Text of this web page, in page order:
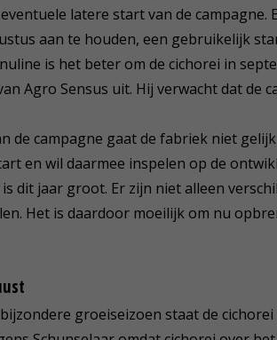
latere start van de campagne.
aan te houden, een gebruikelijk
is het beter om de cichorei in
Agro Sensus uit. Hij verwacht dat
de campagne gaat de fabriek niet
en wil daarmee inspelen op de
dit jaar groot. Er zijn niet alleen
Het is daardoor moeilijk om nu
groeiseizoen staat de